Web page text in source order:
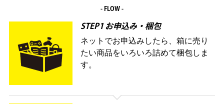
- FLOW -
STEP1 お申込み・梱包
ネットでお申込みしたら、箱に売り
たい商品をいろいろ詰めて梱包しま
す。